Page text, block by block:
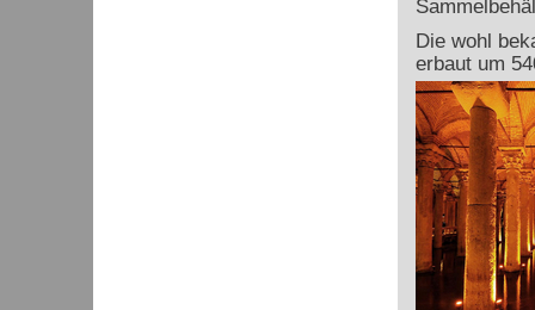
Die wohl
erbaut um